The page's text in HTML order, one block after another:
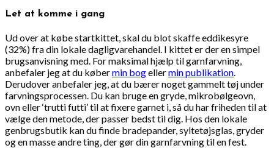
Let at komme i gang
Ud over at købe startkittet, skal du blot skaffe eddikesyre
(32%) fra din lokale dagligvarehandel. I kittet er der en simpel
brugsanvisning med. For maksimal hjælp til garnfarvning,
anbefaler jeg at du købermin bogellermin publikation.
Derudover anbefaler jeg, at du bærer noget gammelt tøj under
farvningsprocessen. Du kan bruge en gryde, mikrobølgeovn,
ovn eller ‘trutti futti’ til at fixere garnet i, så du har friheden til at
vælge den metode, der passer bedst til dig. Hos den lokale
genbrugsbutik kan du finde bradepander, syltetøjsglas, gryder
og en masse andre ting, der gør din garnfarvning til en fest.